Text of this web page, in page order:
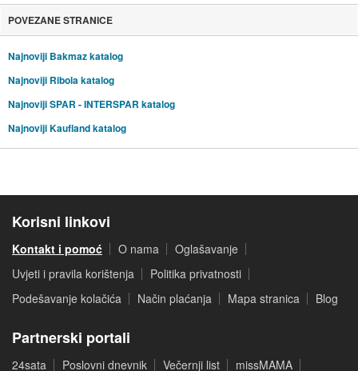
POVEZANE STRANICE
Najnoviji Bakmaz katalog
Najnoviji Ribola katalog
Najnoviji SPAR - INTERSPAR katalog
Najnoviji Kaufland katalog
Korisni linkovi
Kontakt i pomoć O nama
Oglašavanje
Uvjeti i pravila korištenja
Politika privatnosti
Podešavanje kolačića
Način plaćanja Mapa stranica Blog
Partnerski portali
24sata Poslovni dnevnik Večernji list missMAMA